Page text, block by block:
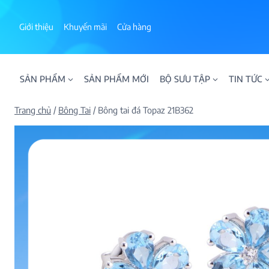
Giới thiệu Khuyến mãi Cửa hàng
SẢN PHẨM SẢN PHẨM MỚI BỘ SƯU TẬP
BST NHẪN KIM
BST NHẪN NAM
BST SWEETIES
FAMILY
TIN TỨC
Trang chủ / Bông Tai / Bông tai đá Topaz 21B362